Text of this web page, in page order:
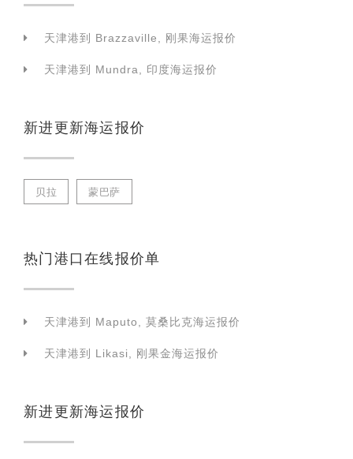
天津港到 Brazzaville, 刚果海运报价
天津港到 Mundra, 印度海运报价
新进更新海运报价
贝拉 蒙巴萨
热门港口在线报价单
天津港到 Maputo, 莫桑比克海运报价
天津港到 Likasi, 刚果金海运报价
新进更新海运报价